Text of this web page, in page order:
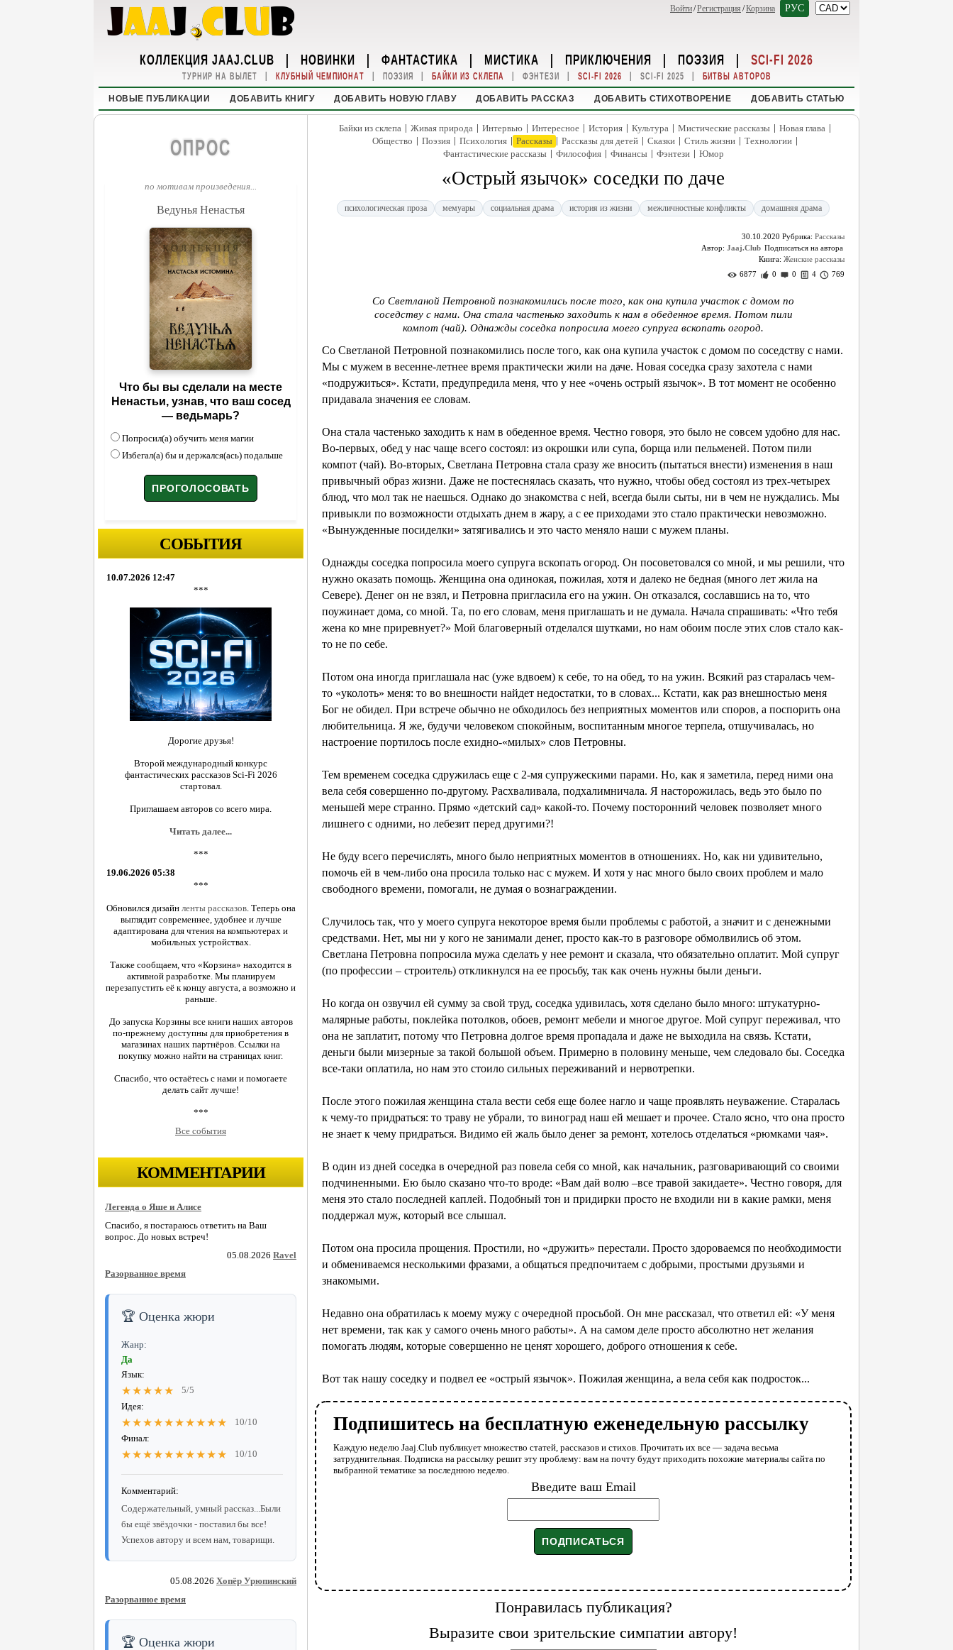
Войти/Регистрация /Корзина РУС
КОЛЛЕКЦИЯ JAAJ.CLUB | НОВИНКИ | ФАНТАСТИКА | МИСТИКА | ПРИКЛЮЧЕНИЯ | ПОЭЗИЯ | SCI-FI 2026
ТУРНИР НА ВЫЛЕТ | КЛУБНЫЙ ЧЕМПИОНАТ | ПОЭЗИЯ | БАЙКИ ИЗ СКЛЕПА | ФЭНТЕЗИ | SCI-FI 2026 | SCI-FI 2025 | БИТВЫ АВТОРОВ
НОВЫЕ ПУБЛИКАЦИИ ДОБАВИТЬ КНИГУ ДОБАВИТЬ НОВУЮ ГЛАВУ ДОБАВИТЬ РАССКАЗ ДОБАВИТЬ СТИХОТВОРЕНИЕ ДОБАВИТЬ СТАТЬЮ
ОПРОС
по мотивам произведения...
Ведунья Ненастья
Что бы вы сделали на месте
Ненастьи, узнав, что ваш сосед
— ведьмарь?
Попросил(а) обучить меня магии
Избегал(а) бы и держался(ась) подальше
СОБЫТИЯ
10.07.2026 12:47
***
Дорогие друзья!
Второй международный конкурс
фантастических рассказов Sci-Fi 2026
стартовал.
Приглашаем авторов со всего мира.
Читать далее...
***
19.06.2026 05:38
***
Обновился дизайн ленты рассказов. Теперь она
выглядит современнее, удобнее и лучше
адаптирована для чтения на компьютерах и
мобильных устройствах.
Также сообщаем, что «Корзина» находится в
активной разработке. Мы планируем
перезапустить её к концу августа, а возможно и
раньше.
До запуска Корзины все книги наших авторов
по-прежнему доступны для приобретения в
магазинах наших партнёров. Ссылки на
покупку можно найти на страницах книг.
Спасибо, что остаётесь с нами и помогаете
делать сайт лучше!
***
Все события
КОММЕНТАРИИ
Легенда о Яше и Алисе
Спасибо, я постараюсь ответить на Ваш
вопрос. До новых встреч!
05.08.2026 Ravel
Разорванное время
🏆 Оценка жюри
Жанр:
Да
Язык:
★★★★★
5/5
Идея:
★★★★★★★★★★
10/10
Финал:
★★★★★★★★★★ 10/10
Комментарий:
Содержательный, умный рассказ...Были
бы ещё звёздочки - поставил бы все!
Успехов автору и всем нам, товарищи.
05.08.2026 Хопёр Урюпинский
Разорванное время
🏆 Оценка жюри
Байки из склепа | Живая природа | Интервью | Интересное | История | Культура | Мистические рассказы | Новая глава |
Общество | Поэзия | Психология | Рассказы | Рассказы для детей | Сказки | Стиль жизни | Технологии |
Фантастические рассказы | Философия | Финансы | Фэнтези | Юмор
«Острый язычок» соседки по даче
психологическая проза мемуары социальная драма история из жизни межличностные конфликты домашняя драма
30.10.2020 Рубрика: Рассказы
Автор: Jaaj.Club
Книга: Женские рассказы
6877
0 0 4 769
Со Светланой Петровной познакомились после того, как она купила участок с домом по
соседству с нами. Она стала частенько заходить к нам в обеденное время. Потом пили
компот (чай). Однажды соседка попросила моего супруга вскопать огород.
Со Светланой Петровной познакомились после того, как она купила участок с домом по соседству с нами.
Мы с мужем в весенне-летнее время практически жили на даче. Новая соседка сразу захотела с нами
«подружиться». Кстати, предупредила меня, что у нее «очень острый язычок». В тот момент не особенно
придавала значения ее словам.
Она стала частенько заходить к нам в обеденное время. Честно говоря, это было не совсем удобно для нас.
Во-первых, обед у нас чаще всего состоял: из окрошки или супа, борща или пельменей. Потом пили
компот (чай). Во-вторых, Светлана Петровна стала сразу же вносить (пытаться внести) изменения в наш
привычный образ жизни. Даже не постеснялась сказать, что нужно, чтобы обед состоял из трех-четырех
блюд, что мол так не наешься. Однако до знакомства с ней, всегда были сыты, ни в чем не нуждались. Мы
привыкли по возможности отдыхать днем в жару, а с ее приходами это стало практически невозможно.
«Вынужденные посиделки» затягивались и это часто меняло наши с мужем планы.
Однажды соседка попросила моего супруга вскопать огород. Он посоветовался со мной, и мы решили, что
нужно оказать помощь. Женщина она одинокая, пожилая, хотя и далеко не бедная (много лет жила на
Севере). Денег он не взял, и Петровна пригласила его на ужин. Он отказался, сославшись на то, что
поужинает дома, со мной. Та, по его словам, меня приглашать и не думала. Начала спрашивать: «Что тебя
жена ко мне приревнует?» Мой благоверный отделался шутками, но нам обоим после этих слов стало как-
то не по себе.
Потом она иногда приглашала нас (уже вдвоем) к себе, то на обед, то на ужин. Всякий раз старалась чем-
то «уколоть» меня: то во внешности найдет недостатки, то в словах... Кстати, как раз внешностью меня
Бог не обидел. При встрече обычно не обходилось без неприятных моментов или споров, а поспорить она
любительница. Я же, будучи человеком спокойным, воспитанным многое терпела, отшучивалась, но
настроение портилось после ехидно-«милых» слов Петровны.
Тем временем соседка сдружилась еще с 2-мя супружескими парами. Но, как я заметила, перед ними она
вела себя совершенно по-другому. Расхваливала, подхалимничала. Я насторожилась, ведь это было по
меньшей мере странно. Прямо «детский сад» какой-то. Почему посторонний человек позволяет много
лишнего с одними, но лебезит перед другими?!
Не буду всего перечислять, много было неприятных моментов в отношениях. Но, как ни удивительно,
помочь ей в чем-либо она просила только нас с мужем. И хотя у нас много было своих проблем и мало
свободного времени, помогали, не думая о вознаграждении.
Случилось так, что у моего супруга некоторое время были проблемы с работой, а значит и с денежными
средствами. Нет, мы ни у кого не занимали денег, просто как-то в разговоре обмолвились об этом.
Светлана Петровна попросила мужа сделать у нее ремонт и сказала, что обязательно оплатит. Мой супруг
(по профессии – строитель) откликнулся на ее просьбу, так как очень нужны были деньги.
Но когда он озвучил ей сумму за свой труд, соседка удивилась, хотя сделано было много: штукатурно-
малярные работы, поклейка потолков, обоев, ремонт мебели и многое другое. Мой супруг переживал, что
она не заплатит, потому что Петровна долгое время пропадала и даже не выходила на связь. Кстати,
деньги были мизерные за такой большой объем. Примерно в половину меньше, чем следовало бы. Соседка
все-таки оплатила, но нам это стоило сильных переживаний и нервотрепки.
После этого пожилая женщина стала вести себя еще более нагло и чаще проявлять неуважение. Старалась
к чему-то придраться: то траву не убрали, то виноград наш ей мешает и прочее. Стало ясно, что она просто
не знает к чему придраться. Видимо ей жаль было денег за ремонт, хотелось отделаться «рюмками чая».
В один из дней соседка в очередной раз повела себя со мной, как начальник, разговаривающий со своими
подчиненными. Ею было сказано что-то вроде: «Вам дай волю –все травой закидаете». Честно говоря, для
меня это стало последней каплей. Подобный тон и придирки просто не входили ни в какие рамки, меня
поддержал муж, который все слышал.
Потом она просила прощения. Простили, но «дружить» перестали. Просто здороваемся по необходимости
и обмениваемся несколькими фразами, а общаться предпочитаем с добрыми, простыми друзьями и
знакомыми.
Недавно она обратилась к моему мужу с очередной просьбой. Он мне рассказал, что ответил ей: «У меня
нет времени, так как у самого очень много работы». А на самом деле просто абсолютно нет желания
помогать людям, которые совершенно не ценят хорошего, доброго отношения к себе.
Вот так нашу соседку и подвел ее «острый язычок». Пожилая женщина, а вела себя как подросток...
Подпишитесь на бесплатную еженедельную рассылку
Каждую неделю Jaaj.Club публикует множество статей, рассказов и стихов. Прочитать их все — задача весьма
затруднительная. Подписка на рассылку решит эту проблему: вам на почту будут приходить похожие материалы сайта по
выбранной тематике за последнюю неделю.
Введите ваш Email
Понравилась публикация?
Выразите свои зрительские симпатии автору!